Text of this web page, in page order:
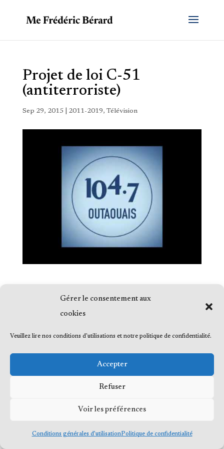
Gérer le consentement aux
cookies
Veuillez lire nos conditions d'utilisations et notre politique de confidentialité.
Accepter
Refuser
Voir les préférences
Conditions générales d’utilisationPolitique de confidentialité
Projet de loi C-51
(antiterroriste)
Sep 29, 2015 2011-2019, Télévision